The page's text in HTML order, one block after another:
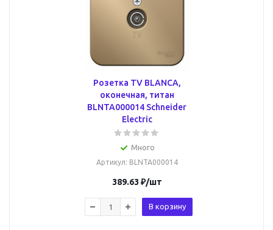
Розетка TV BLANCA,
оконечная, титан
BLNTA000014 Schneider
Electric
Много
Артикул: BLNTA000014
389.63 ₽/шт
В корзину